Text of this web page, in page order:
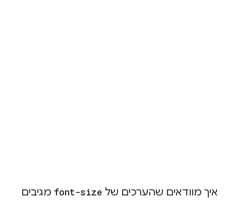
איך מוודאים שהערכים של font-size מגיבים